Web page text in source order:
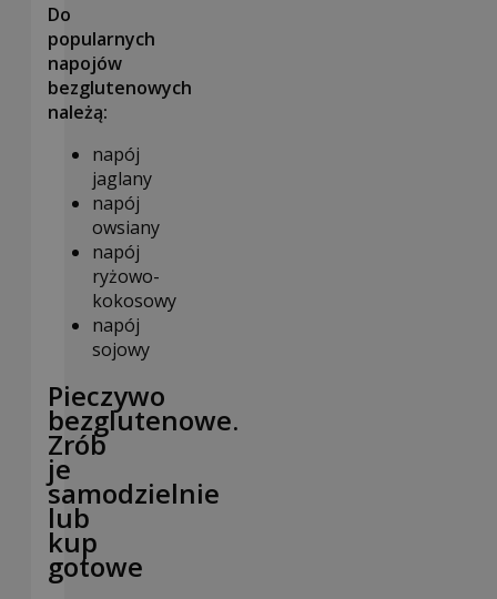
Do
popularnych
napojów
bezglutenowych
należą:
napój
jaglany
napój
owsiany
napój
ryżowo-
kokosowy
napój
sojowy
Pieczywo
bezglutenowe.
Zrób
je
samodzielnie
lub
kup
gotowe